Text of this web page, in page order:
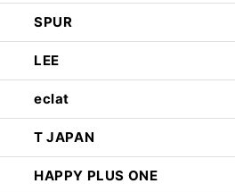
SPUR
LEE
eclat
T JAPAN
HAPPY PLUS ONE